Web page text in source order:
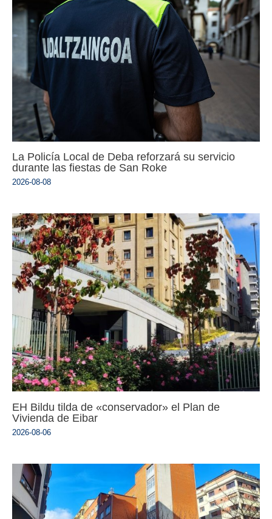
La Policía Local de Deba reforzará su servicio
durante las fiestas de San Roke
2026-08-08
EH Bildu tilda de «conservador» el Plan de
Vivienda de Eibar
2026-08-06